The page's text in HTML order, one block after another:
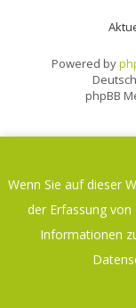
Powered by
phpBB
Wenn Sie auf dieser
der Erfassung
Informationen